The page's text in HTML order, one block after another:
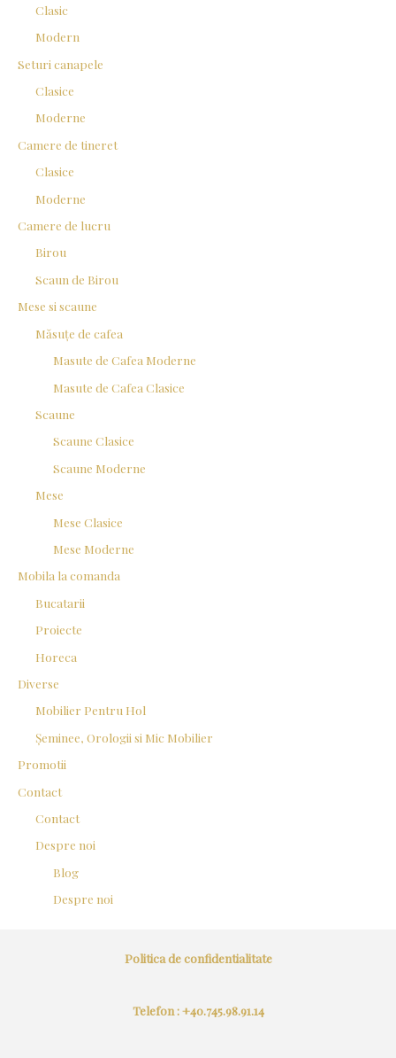
Clasic
Modern
Seturi canapele
Clasice
Moderne
Camere de tineret
Clasice
Moderne
Camere de lucru
Birou
Scaun de Birou
Mese si scaune
Măsuțe de cafea
Masute de Cafea Moderne
Masute de Cafea Clasice
Scaune
Scaune Clasice
Scaune Moderne
Mese
Mese Clasice
Mese Moderne
Mobila la comanda
Bucatarii
Proiecte
Horeca
Diverse
Mobilier Pentru Hol
Șeminee, Orologii si Mic Mobilier
Promotii
Contact
Contact
Despre noi
Blog
Despre noi
Politica de confidentialitate
Telefon : +40.745.98.91.14